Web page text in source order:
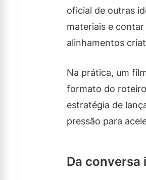
oficial de outras
materiais e
alinhamentos
Na prática, um
formato do
estratégia de
pressão para
Da conversa